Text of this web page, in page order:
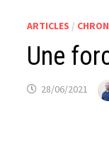
ARTICLES /
Une
28/06/2021